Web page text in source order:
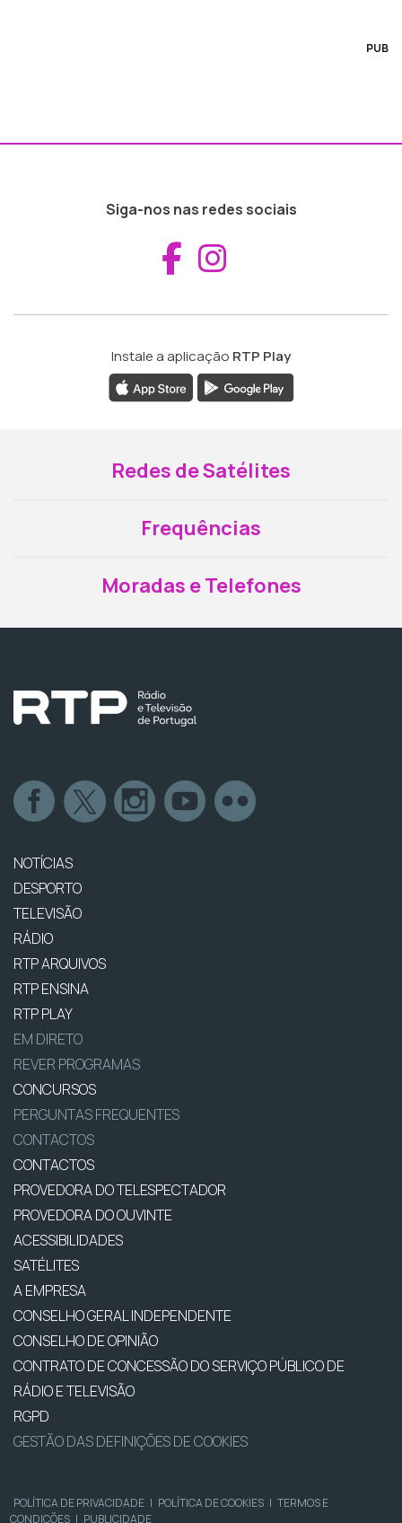
PUB
Siga-nos nas redes sociais
Aceder ao
Instale a aplicação RTP Play
Redes de Satélites
Frequências
Moradas e Telefones
NOTÍCIAS
DESPORTO
TELEVISÃO
RÁDIO
RTP ARQUIVOS
RTP ENSINA
RTP PLAY
EM DIRETO
REVER PROGRAMAS
CONCURSOS
PERGUNTAS FREQUENTES
CONTACTOS
CONTACTOS
PROVEDORA DO TELESPECTADOR
PROVEDORA DO OUVINTE
ACESSIBILIDADES
SATÉLITES
A EMPRESA
CONSELHO GERAL INDEPENDENTE
CONSELHO DE OPINIÃO
CONTRATO DE CONCESSÃO DO SERVIÇO PÚBLICO DE
RÁDIO E TELEVISÃO
RGPD
GESTÃO DAS DEFINIÇÕES DE COOKIES
POLÍTICA DE PRIVACIDADE | POLÍTICA DE COOKIES | TERMOS E
CONDIÇÕES | PUBLICIDADE